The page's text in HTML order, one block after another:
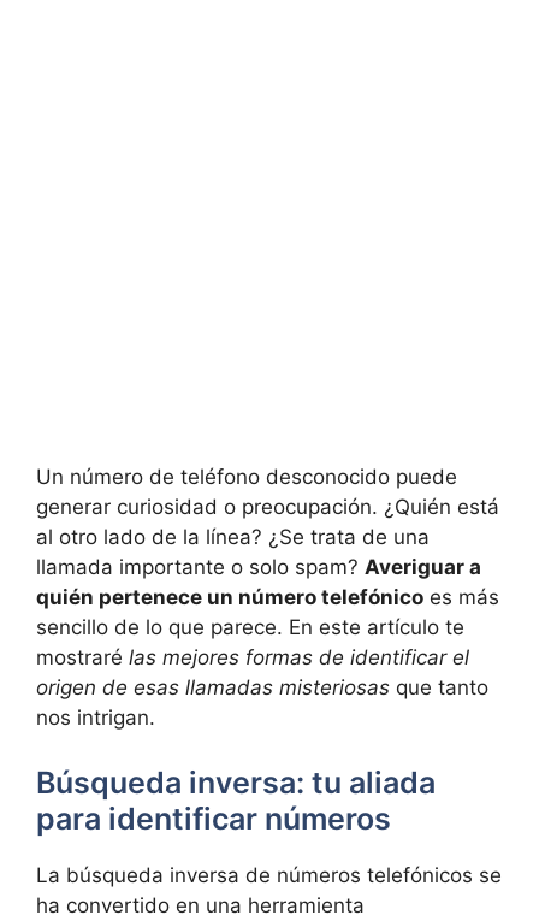
Un número de teléfono desconocido puede
generar curiosidad o preocupación. ¿Quién está
al otro lado de la línea? ¿Se trata de una
llamada importante o solo spam? Averiguar a
quién pertenece un número telefónico es más
sencillo de lo que parece. En este artículo te
mostraré las mejores formas de identificar el
origen de esas llamadas misteriosas que tanto
nos intrigan.
Búsqueda inversa: tu aliada
para identificar números
La búsqueda inversa de números telefónicos se
ha convertido en una herramienta